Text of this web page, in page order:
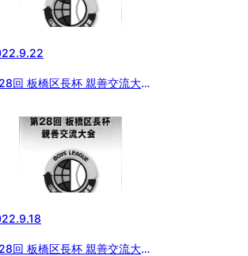
回 板橋区長杯 親善交流大会
回 板橋区長杯 親善交流大